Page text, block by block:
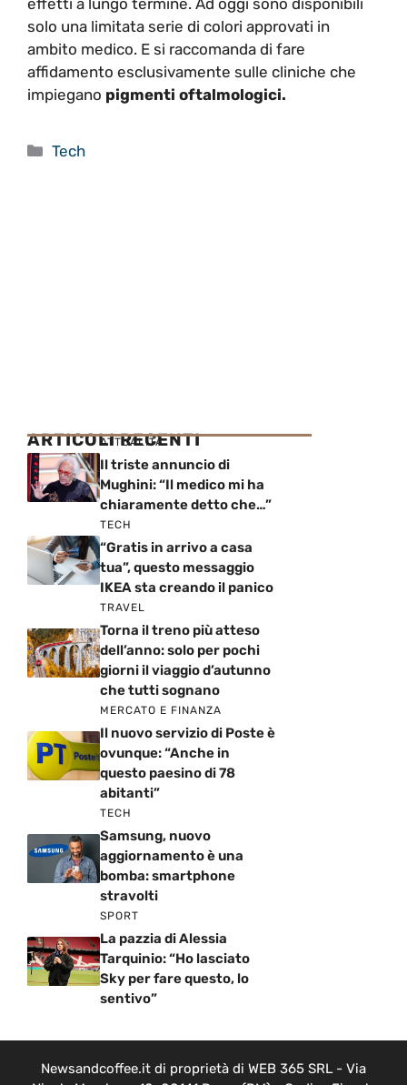
solo una limitata serie di colori approvati in
ambito medico. E si raccomanda di fare
affidamento esclusivamente sulle cliniche che
impiegano pigmenti oftalmologici.
Categorie
Tech
ARTICOLI RECENTI
ATTUALITÀ
Il triste annuncio di
Mughini: “Il medico mi ha
chiaramente detto che…”
TECH
“Gratis in arrivo a casa
tua”, questo messaggio
IKEA sta creando il panico
TRAVEL
Torna il treno più atteso
dell’anno: solo per pochi
giorni il viaggio d’autunno
che tutti sognano
MERCATO E FINANZA
Il nuovo servizio di Poste è
ovunque: “Anche in
questo paesino di 78
abitanti”
TECH
Samsung, nuovo
aggiornamento è una
bomba: smartphone
stravolti
SPORT
La pazzia di Alessia
Tarquinio: “Ho lasciato
Sky per fare questo, lo
sentivo”
Newsandcoffee.it di proprietà di WEB 365 SRL - Via